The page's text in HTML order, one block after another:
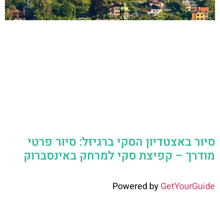
סיור באצטדיון הסקי ברגיזל: סיור פרטי
מודרך – קפיצת סקי למרחק באינסברוק
Powered byGetYourGuide